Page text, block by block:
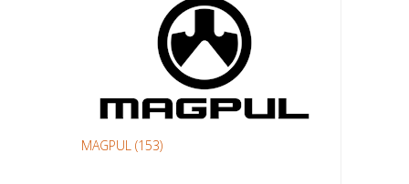
MAGPUL (153)